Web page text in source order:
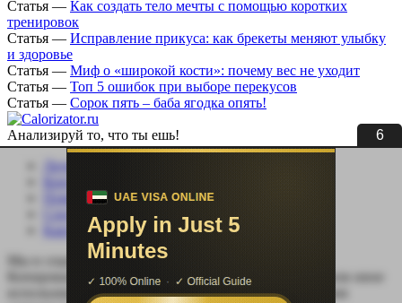
5
Статья — Как создать тело мечты с помощью коротких
тренировок
Статья — Исправление прикуса: как брекеты меняют улыбку
и здоровье
Статья — Миф о «широкой кости»: почему вес не уходит
Статья — Топ 5 ошибок при выборе перекусов
Статья — Сорок пять – баба ягодка опять!
Анализируй то, что ты ешь!
Личный кабинет
Помощь сайту
Соцсети
Карта сайта
Мы в социальных сетях:
Копирование, перепечатка (целиком или частично) или иное
использование материала без письменного разрешения